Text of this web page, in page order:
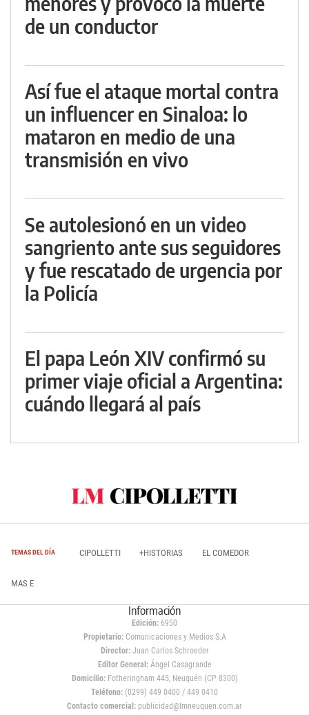
de un conductor
Así fue el ataque mortal contra
un influencer en Sinaloa: lo
mataron en medio de una
transmisión en vivo
Se autolesionó en un video
sangriento ante sus seguidores
y fue rescatado de urgencia por
la Policía
El papa León XIV confirmó su
primer viaje oficial a Argentina:
cuándo llegará al país
TEMAS DEL DÍA CIPOLLETTI +HISTORIAS EL COMEDOR
MAS E
Información
Edición: 6950
Propietario:Comunicaciones y Medios S.A
Director: Juan Carlos Schroeder
Editor General:Ángel Casagrande
Domicilio:Fotheringham 445, Neuquén (CP 8300)
Teléfono: (0299) 449 0400 / 449 0410
Contacto comercial: publicidad@lmneuquen.com.ar